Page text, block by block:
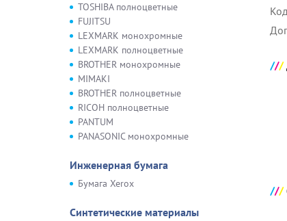
TOSHIBA полноцветные
FUJITSU
LEXMARK монохромные
LEXMARK полноцветные
BROTHER монохромные
MIMAKI
BROTHER полноцветные
RICOH полноцветные
PANTUM
PANASONIC монохромные
Инженерная бумага
Бумага Xerox
Синтетические материалы